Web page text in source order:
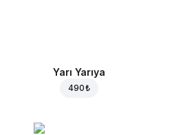
Yarı Yarıya
490 ₺